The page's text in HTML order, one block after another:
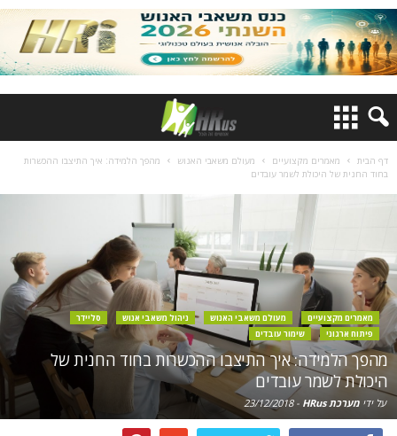
דף הבית מאמרים מקצועיים מעולם משאבי האנוש
מהפך הלמידה: איך התיצבו ההכשרות
בחוד החנית של היכולת לשמר עובדים
מאמרים מקצועיים מעולם משאבי האנוש ניהול משאבי אנוש
סליידר
פיתוח ארגוני
שימור עובדים
מהפך הלמידה: איך התיצבו ההכשרות בחוד החנית של
היכולת לשמר עובדים
על ידי מערכת HRus -
23/12/2018